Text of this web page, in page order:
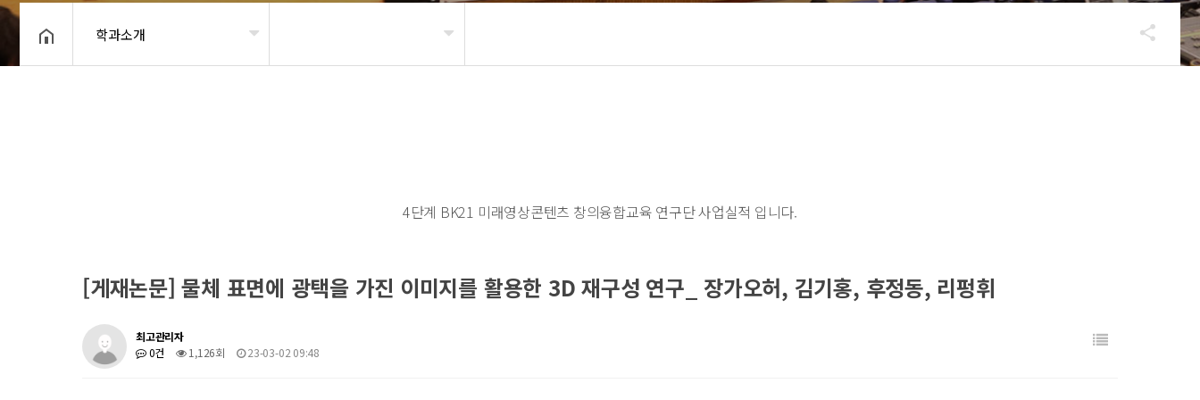
학과소개
4단계 BK21 미래영상콘텐츠 창의융합교육 연구단 사업실적 입니다.
[게재논문] 물체 표면에 광택을 가진 이미지를 활용한 3D 재구성 연구_ 장가오허, 김기홍, 후정동, 리펑휘
최고관리자
0건
1,126회 23-03-02 09:48